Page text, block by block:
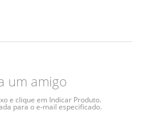
um amigo
e clique em Indicar Produto.
para o e-mail especificado.